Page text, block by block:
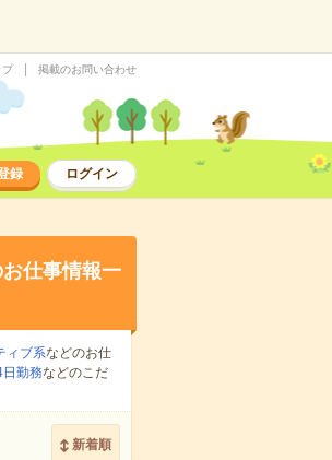
プ 掲載のお問い合わせ
録 ログイン
仕事情報一
ィブ系などのお仕
日勤務などのこだ
新着順